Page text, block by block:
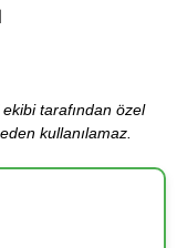
tarafından özel
kullanılamaz.